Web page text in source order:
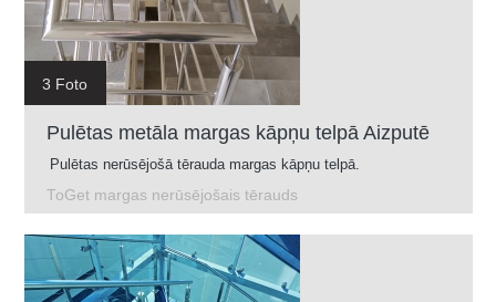
3 Foto
Pulētas metāla margas kāpņu telpā Aizputē
Pulētas nerūsējošā tērauda margas kāpņu telpā.
ToGet margas nerūsējošais tērauds